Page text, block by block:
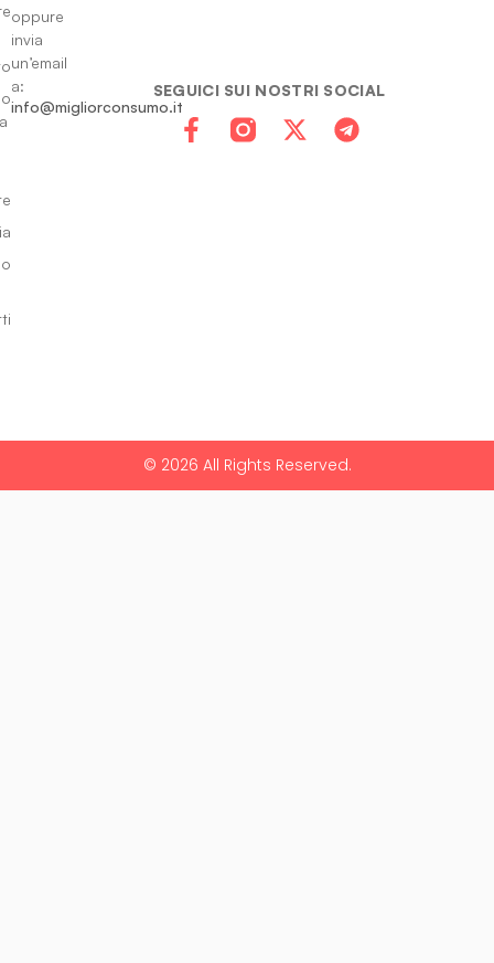
SEGUICI SUI NOSTRI SOCIAL
oppure
invia
un’email
a:
info@migliorconsumo.it
© 2026 All Rights Reserved.